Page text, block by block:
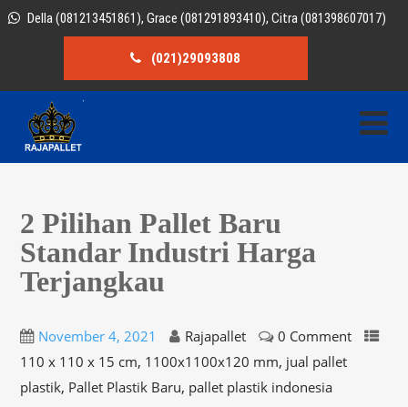
Della (081213451861), Grace (081291893410), Citra (081398607017)
(021)29093808
2 Pilihan Pallet Baru
Standar Industri Harga
Terjangkau
November 4, 2021 Rajapallet
0 Comment
110 x 110 x 15 cm, 1100x1100x120 mm, jual pallet
plastik, Pallet Plastik Baru, pallet plastik indonesia